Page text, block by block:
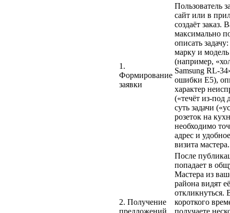
1.
Формирование
заявки
Пользователь
сайт или в
создаёт заказ.
максимально
описать задачу:
марку и
(например,
Samsung RL-
ошибки E5),
характер
(«течёт из-под
суть задачи
розеток на
необходимо
адрес и
визита мастера.
2. Получение
После
попадает в
Мастера из
района видят
откликнуться.
короткого